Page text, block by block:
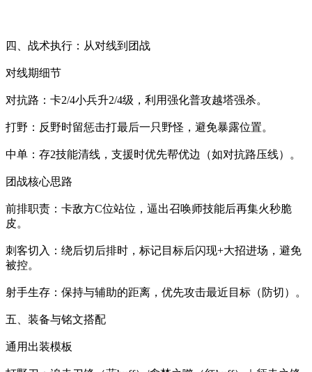
四、战术执行：从对线到团战
对线期细节
对抗路：卡2/4小兵升2/4级，利用强化普攻越塔强杀。
打野：反野时留惩击打最后一只野怪，避免暴露位置。
中单：存2技能清线，支援时优先帮优边（如对抗路压线）。
团战核心思路
前排职责：卡敌方C位站位，逼出召唤师技能后再集火秒脆
皮。
刺客切入：绕后切后排时，标记目标后闪现+大招进场，避免
被控。
射手生存：保持与辅助的距离，优先攻击最近目标（防切）。
五、装备与铭文搭配
通用出装模板